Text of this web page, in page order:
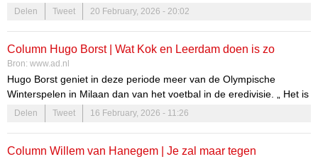
is niet alleen een erg verrassende deal. Het is ook een wilde gok,
een handige pr-stunt, een dekmantel en een potentieel
Delen Tweet 20 February, 2026 - 20:02
Column Hugo Borst | Wat Kok en Leerdam doen is zo
professioneel dat je, als je naar eredivisievoetbal kijkt, in
lachen uitbarst
Bron: www.ad.nl
Hugo Borst geniet in deze periode meer van de Olympische
Winterspelen in Milaan dan van het voetbal in de eredivisie. „ Het is
zo professioneel dat je, als je naar eredivisievoetbal kijkt, in lachen
uitbarst terwijl je eigenlijk zou moeten huilen.”
Delen Tweet 16 February, 2026 - 11:26
Column Willem van Hanegem | Je zal maar tegen